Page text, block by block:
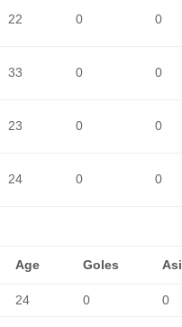
22 0 0
33 0 0
23 0 0
24 0 0
Age Goles
24 0 0